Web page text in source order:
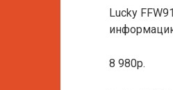
Lucky
8 980р.